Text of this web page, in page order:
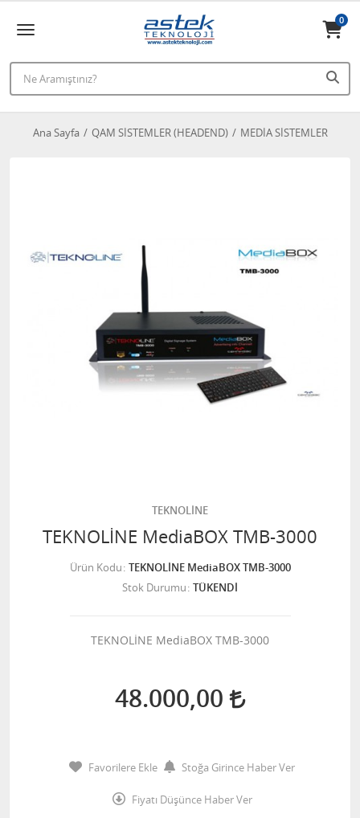
0
Ana Sayfa QAM SİSTEMLER (HEADEND) MEDİA SİSTEMLER
TEKNOLİNE
TEKNOLİNE MediaBOX TMB-3000
Ürün Kodu TEKNOLİNE MediaBOX TMB-3000
Stok Durumu TÜKENDİ
TEKNOLİNE MediaBOX TMB-3000
48.000,00
Favorilere Ekle Stoğa Girince Haber Ver
Fiyatı Düşünce Haber Ver